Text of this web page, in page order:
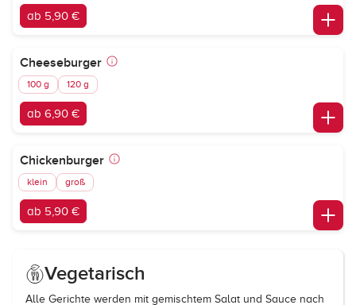
ab 5,90 €
Cheeseburger
100 g 120 g
ab 6,90 €
Chickenburger
klein groß
ab 5,90 €
Vegetarisch
Alle Gerichte werden mit gemischtem Salat und Sauce nach